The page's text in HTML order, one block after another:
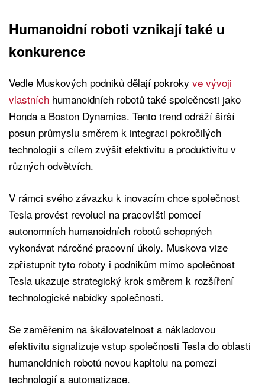
Humanoidní roboti vznikají také u
konkurence
Vedle Muskových podniků dělají pokroky ve vývoji
vlastních humanoidních robotů také společnosti jako
Honda a Boston Dynamics. Tento trend odráží širší
posun průmyslu směrem k integraci pokročilých
technologií s cílem zvýšit efektivitu a produktivitu v
různých odvětvích.
V rámci svého závazku k inovacím chce společnost
Tesla provést revoluci na pracovišti pomocí
autonomních humanoidních robotů schopných
vykonávat náročné pracovní úkoly. Muskova vize
zpřístupnit tyto roboty i podnikům mimo společnost
Tesla ukazuje strategický krok směrem k rozšíření
technologické nabídky společnosti.
Se zaměřením na škálovatelnost a nákladovou
efektivitu signalizuje vstup společnosti Tesla do oblasti
humanoidních robotů novou kapitolu na pomezí
technologií a automatizace.